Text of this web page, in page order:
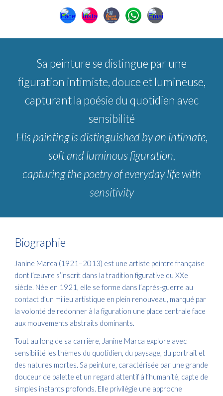
Sa peinture se distingue par une
figuration intimiste, douce et lumineuse,
capturant la poésie du quotidien avec
sensibilité
His painting is distinguished by an intimate,
soft and luminous figuration,
capturing the poetry of everyday life with
sensitivity
Biographie
Janine Marca (1921–2013) est une artiste peintre française
dont l’œuvre s’inscrit dans la tradition figurative du XXe
siècle. Née en 1921, elle se forme dans l’après-guerre au
contact d’un milieu artistique en plein renouveau, marqué par
la volonté de redonner à la figuration une place centrale face
aux mouvements abstraits dominants.
Tout au long de sa carrière, Janine Marca explore avec
sensibilité les thèmes du quotidien, du paysage, du portrait et
des natures mortes. Sa peinture, caractérisée par une grande
douceur de palette et un regard attentif à l’humanité, capte de
simples instants profonds. Elle privilégie une approche